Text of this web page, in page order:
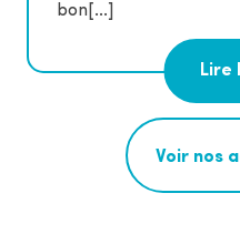
bon[...]
Lire
Voir nos